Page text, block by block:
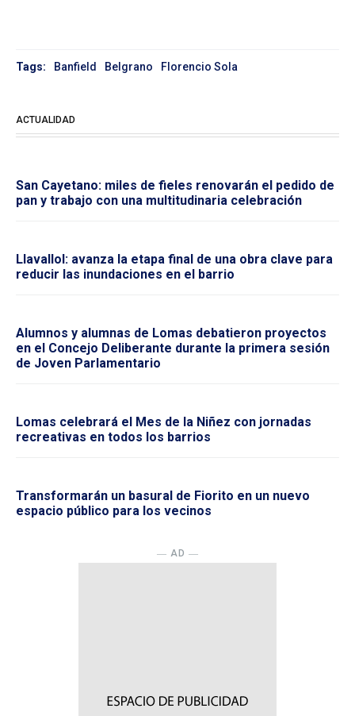
Tags: Banfield Belgrano Florencio Sola
ACTUALIDAD
San Cayetano: miles de fieles renovarán el pedido de
pan y trabajo con una multitudinaria celebración
Llavallol: avanza la etapa final de una obra clave para
reducir las inundaciones en el barrio
Alumnos y alumnas de Lomas debatieron proyectos
en el Concejo Deliberante durante la primera sesión
de Joven Parlamentario
Lomas celebrará el Mes de la Niñez con jornadas
recreativas en todos los barrios
Transformarán un basural de Fiorito en un nuevo
espacio público para los vecinos
― AD ―